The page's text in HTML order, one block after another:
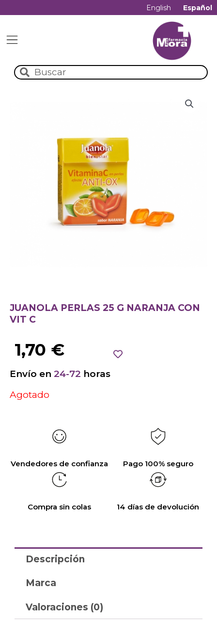
English Español
JUANOLA PERLAS 25 G NARANJA CON
VIT C
1,70 €
Envío en 24-72 horas
Agotado
Vendedores de confianza Pago 100% seguro
Compra sin colas 14 días de devolución
Descripción
Marca
Valoraciones (0)